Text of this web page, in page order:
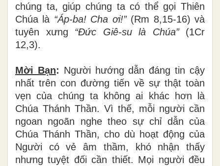
chúng ta, giúp chúng ta có thể gọi Thiên
Chúa là “Áp-ba! Cha ơi!” (Rm 8,15-16) và
tuyên xưng “Đức Giê-su là Chúa”(1Cr
12,3).
Mời Bạn: Người hướng dẫn đáng tin cậy
nhất trên con đường tiến về sự thật toàn
vẹn của chúng ta không ai khác hơn là
Chúa Thánh Thần. Vì thế, mỗi người cần
ngoan ngoãn nghe theo sự chỉ dẫn của
Chúa Thánh Thần, cho dù hoạt động của
Người có vẻ âm thầm, khó nhận thấy
nhưng tuyệt đối cần thiết. Mọi người đều